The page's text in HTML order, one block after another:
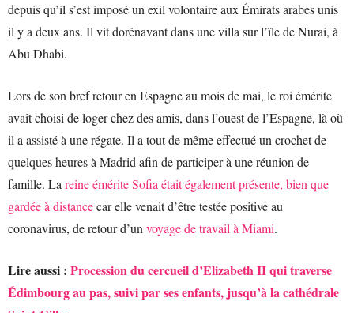
depuis qu’il s’est imposé un exil volontaire aux Émirats arabes unis
il y a deux ans. Il vit dorénavant dans une villa sur l’île de Nurai, à
Abu Dhabi.
Lors de son bref retour en Espagne au mois de mai, le roi émérite
avait choisi de loger chez des amis, dans l’ouest de l’Espagne, là où
il a assisté à une régate. Il a tout de même effectué un crochet de
quelques heures à Madrid afin de participer à une réunion de
famille. Lareine émérite Sofia était également présente, bien que
gardée à distancecar elle venait d’être testée positive au
coronavirus, de retour d’unvoyage de travail à Miami.
Lire aussi : Procession du cercueil d’Elizabeth II qui traverse
Édimbourg au pas, suivi par ses enfants, jusqu’à la cathédrale